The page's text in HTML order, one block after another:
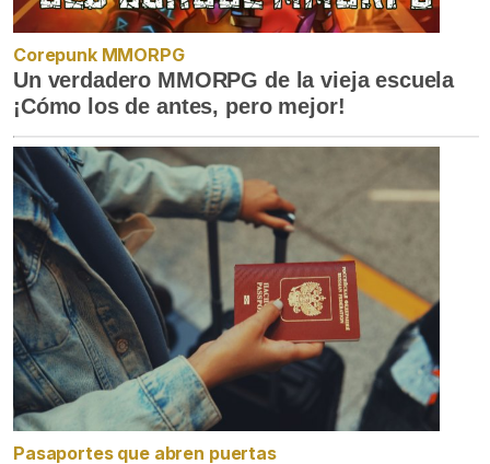
Corepunk MMORPG
Un verdadero MMORPG de la vieja escuela
¡Cómo los de antes, pero mejor!
Pasaportes que abren puertas